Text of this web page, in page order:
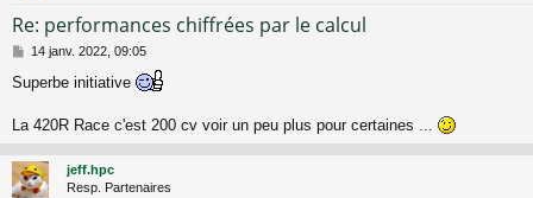
Re: performances chiffrées par le calcul
M
s
a
14 janv. 2022, 09:05
Superbe initiative
La 420R Race c'est 200 cv voir un peu plus pour certaines ...
jeff.hpc
Resp. Partenaires